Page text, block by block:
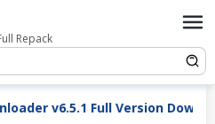
Repack
v6.5.1 Full Version Download